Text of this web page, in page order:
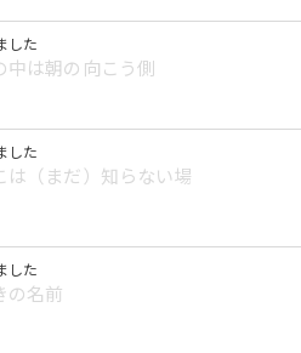
した
中は朝の向こう側
した
は（まだ）知らない場
した
の名前